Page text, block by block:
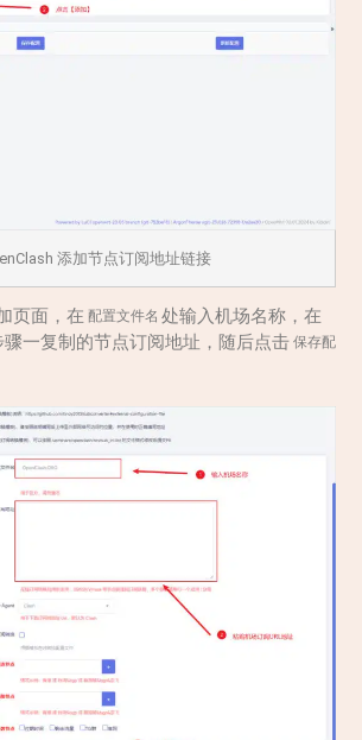
添加节点订阅地址链接
页面，在 配置文件名 处输入机场名称，在
一复制的节点订阅地址，随后点击 保存配